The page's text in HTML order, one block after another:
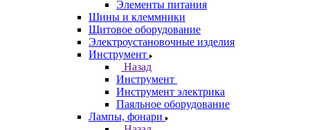
Элементы питания
Шины и клеммники
Щитовое оборудование
Электроустановочные изделия
Инструмент
Назад
Инструмент
Инструмент электрика
Паяльное оборудование
Лампы, фонари